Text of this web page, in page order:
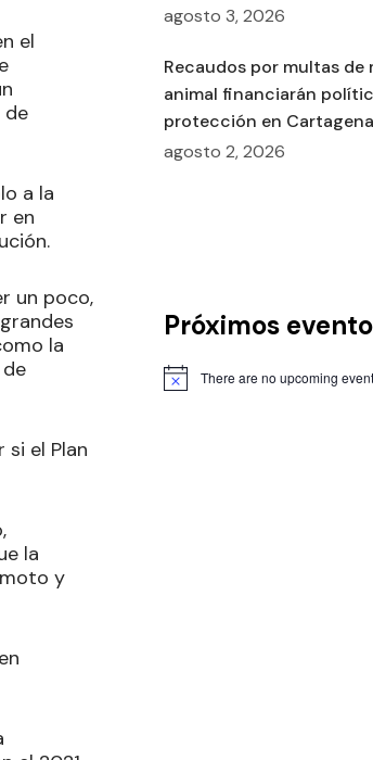
el
de
a la
en
un poco,
la
el Plan
la
y
agosto 3, 2026
Recaudos por multas de
animal financiarán
protección en Cartagena
agosto 2, 2026
Próximos
There are no upcoming